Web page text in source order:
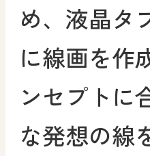
め、液晶タ
に線画を作
ンセプトに
な発想の線